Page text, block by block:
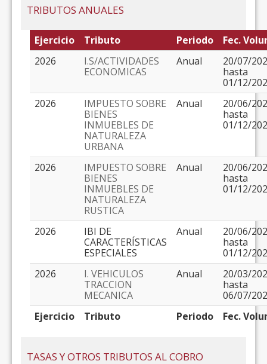
TRIBUTOS ANUALES
Ejercicio Tributo Periodo
Fec.
2026
I.S/ACTIVIDADES
ECONOMICAS
Anual
20/07/
hasta
01/12/
2026
IMPUESTO SOBRE
BIENES
INMUEBLES DE
NATURALEZA
URBANA
Anual
20/06/
hasta
01/12/
2026
IMPUESTO SOBRE
BIENES
INMUEBLES DE
NATURALEZA
RUSTICA
Anual
20/06/
hasta
01/12/
2026
IBI DE
CARACTERÍSTICAS
ESPECIALES
Anual
20/06/
hasta
01/12/
2026
I. VEHICULOS
TRACCION
MECANICA
Anual
20/03/
hasta
06/07/
Ejercicio
Tributo Periodo Fec.
TASAS Y OTROS TRIBUTOS AL COBRO